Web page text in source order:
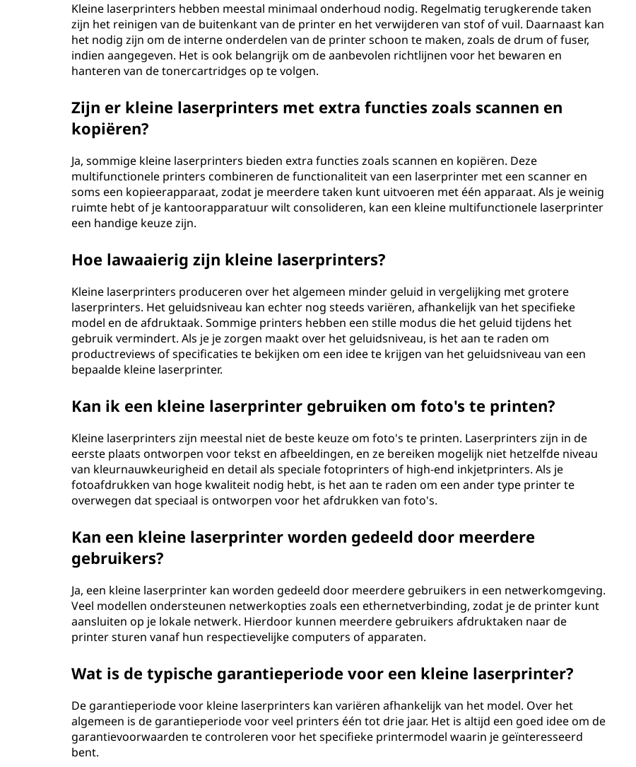
Kleine laserprinters hebben meestal minimaal onderhoud nodig. Regelmatig terugkerende taken
zijn het reinigen van de buitenkant van de printer en het verwijderen van stof of vuil. Daarnaast kan
het nodig zijn om de interne onderdelen van de printer schoon te maken, zoals de drum of fuser,
indien aangegeven. Het is ook belangrijk om de aanbevolen richtlijnen voor het bewaren en
hanteren van de tonercartridges op te volgen.
Zijn er kleine laserprinters met extra functies zoals scannen en
kopiëren?
Ja, sommige kleine laserprinters bieden extra functies zoals scannen en kopiëren. Deze
multifunctionele printers combineren de functionaliteit van een laserprinter met een scanner en
soms een kopieerapparaat, zodat je meerdere taken kunt uitvoeren met één apparaat. Als je weinig
ruimte hebt of je kantoorapparatuur wilt consolideren, kan een kleine multifunctionele laserprinter
een handige keuze zijn.
Hoe lawaaierig zijn kleine laserprinters?
Kleine laserprinters produceren over het algemeen minder geluid in vergelijking met grotere
laserprinters. Het geluidsniveau kan echter nog steeds variëren, afhankelijk van het specifieke
model en de afdruktaak. Sommige printers hebben een stille modus die het geluid tijdens het
gebruik vermindert. Als je je zorgen maakt over het geluidsniveau, is het aan te raden om
productreviews of specificaties te bekijken om een idee te krijgen van het geluidsniveau van een
bepaalde kleine laserprinter.
Kan ik een kleine laserprinter gebruiken om foto's te printen?
Kleine laserprinters zijn meestal niet de beste keuze om foto's te printen. Laserprinters zijn in de
eerste plaats ontworpen voor tekst en afbeeldingen, en ze bereiken mogelijk niet hetzelfde niveau
van kleurnauwkeurigheid en detail als speciale fotoprinters of high-end inkjetprinters. Als je
fotoafdrukken van hoge kwaliteit nodig hebt, is het aan te raden om een ander type printer te
overwegen dat speciaal is ontworpen voor het afdrukken van foto's.
Kan een kleine laserprinter worden gedeeld door meerdere
gebruikers?
Ja, een kleine laserprinter kan worden gedeeld door meerdere gebruikers in een netwerkomgeving.
Veel modellen ondersteunen netwerkopties zoals een ethernetverbinding, zodat je de printer kunt
aansluiten op je lokale netwerk. Hierdoor kunnen meerdere gebruikers afdruktaken naar de
printer sturen vanaf hun respectievelijke computers of apparaten.
Wat is de typische garantieperiode voor een kleine laserprinter?
De garantieperiode voor kleine laserprinters kan variëren afhankelijk van het model. Over het
algemeen is de garantieperiode voor veel printers één tot drie jaar. Het is altijd een goed idee om de
garantievoorwaarden te controleren voor het specifieke printermodel waarin je geïnteresseerd
bent.